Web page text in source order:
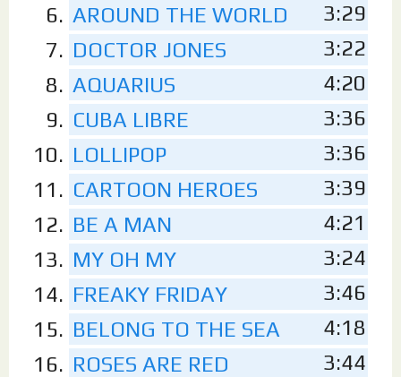
AROUND THE WORLD
3:29
DOCTOR JONES
3:22
AQUARIUS
4:20
CUBA LIBRE
3:36
LOLLIPOP
3:36
CARTOON HEROES
3:39
BE A MAN
4:21
MY OH MY
3:24
FREAKY FRIDAY
3:46
BELONG TO THE SEA
4:18
ROSES ARE RED
3:44